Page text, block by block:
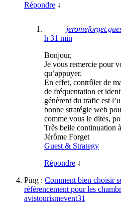
Répondre ↓
h 31 min
Bonjour,
Je vous remercie pour
qu’appuyer.
En effet, contrôler de
de fréquentation et
génèrent du trafic est
bonne stratégie web
comme vous le dites,
Très belle continuation
Jérôme Forget
Guest & Strategy
Répondre ↓
Ping : Comment bien choisir
référencement pour les
avistourismevent31